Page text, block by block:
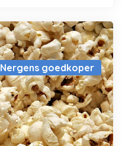
Nergens goedkoper